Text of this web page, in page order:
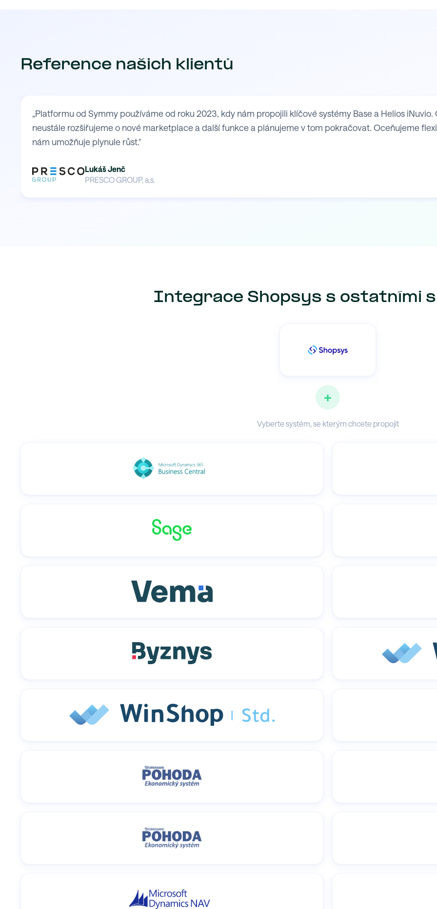
Reference našich klientů
„Platformu od Symmy používáme od roku 2023, kdy nám propojili klíčové systémy Base a Helios
neustále rozšiřujeme o nové marketplace a další funkce a plánujeme v tom pokračovat. Oceňujeme
nám umožňuje plynule růst."
Lukáš Jenč
PRESCO GROUP, a.s.
Integrace Shopsys s ostatními
+
Vyberte systém, se kterým chcete propojit